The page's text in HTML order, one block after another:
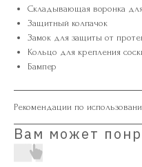
Складывающая воронка
Защитный колпачок
Замок для защиты от
Кольцо для крепления
Бампер
Рекомендации по
Вам может